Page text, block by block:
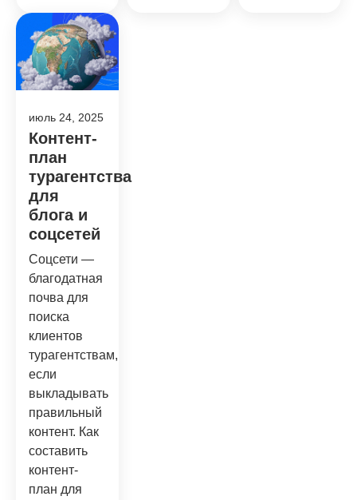
июль 24, 2025
Контент-
план
турагентства
для
блога и
соцсетей
Соцсети —
благодатная
почва для
поиска
клиентов
турагентствам,
если
выкладывать
правильный
контент. Как
составить
контент-
план для